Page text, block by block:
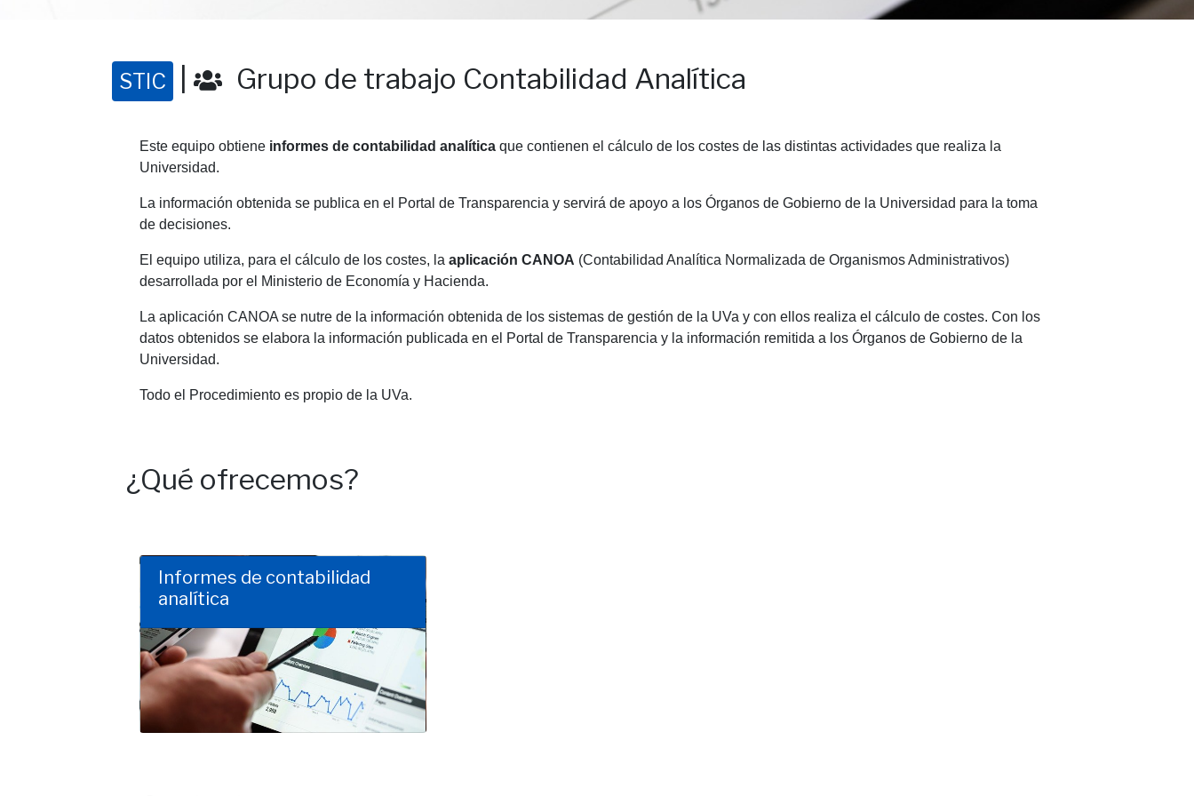
STIC Grupo de trabajo Contabilidad Analítica
Este equipo obtiene informes de contabilidad analítica que contienen el cálculo de los costes de las distintas actividades que realiza la
Universidad.
La información obtenida se publica en el Portal de Transparencia y servirá de apoyo a los Órganos de Gobierno de la Universidad para la toma
de decisiones.
El equipo utiliza, para el cálculo de los costes, la aplicación CANOA (Contabilidad Analítica Normalizada de Organismos Administrativos)
desarrollada por el Ministerio de Economía y Hacienda.
La aplicación CANOA se nutre de la información obtenida de los sistemas de gestión de la UVa y con ellos realiza el cálculo de costes. Con los
datos obtenidos se elabora la información publicada en el Portal de Transparencia y la información remitida a los Órganos de Gobierno de la
Universidad.
Todo el Procedimiento es propio de la UVa.
¿Qué ofrecemos?
Informes de contabilidad
analítica
Clic para saber más